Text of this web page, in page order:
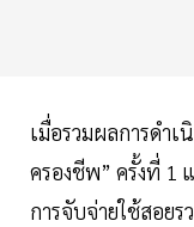
เมื่อรวมผลการดำ
ครองชีพ” ครั้งที่ 1
การจับจ่ายใช้สอย